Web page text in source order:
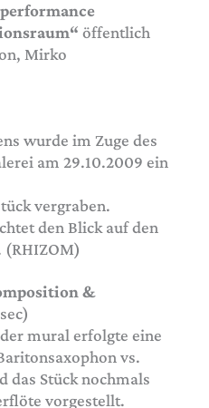
öffentlich
Mirko
wurde im Zuge des
am 29.10.2009 ein
vergraben.
den Blick auf den
(RHIZOM)
&
mural erfolgte eine
vs.
das Stück nochmals
vorgestellt.